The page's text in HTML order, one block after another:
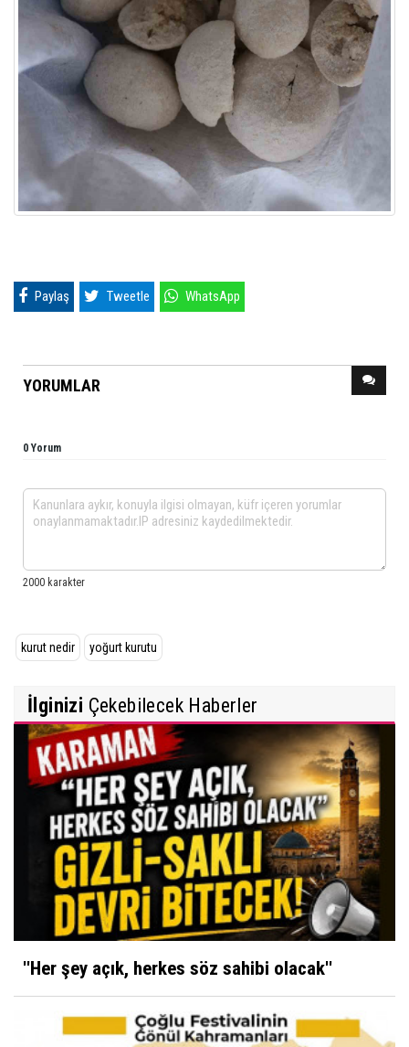
Paylaş Tweetle WhatsApp
YORUMLAR
0 Yorum
kurut nedir yoğurt kurutu
İlginizi Çekebilecek Haberler
''Her şey açık, herkes söz sahibi olacak''